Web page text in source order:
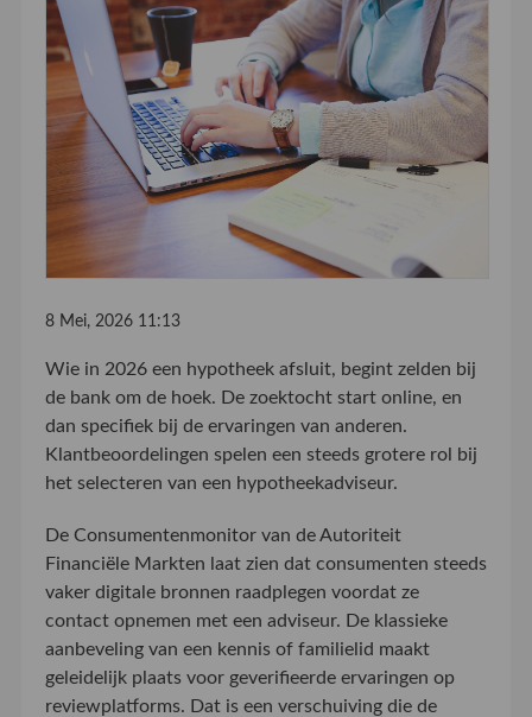
Inloggen
8 Mei, 2026 11:13
Wie in 2026 een hypotheek afsluit, begint zelden bij
de bank om de hoek. De zoektocht start online, en
dan specifiek bij de ervaringen van anderen.
Klantbeoordelingen spelen een steeds grotere rol bij
het selecteren van een hypotheekadviseur.
De Consumentenmonitor van de Autoriteit
Financiële Markten laat zien dat consumenten steeds
vaker digitale bronnen raadplegen voordat ze
contact opnemen met een adviseur. De klassieke
aanbeveling van een kennis of familielid maakt
geleidelijk plaats voor geverifieerde ervaringen op
reviewplatforms. Dat is een verschuiving die de